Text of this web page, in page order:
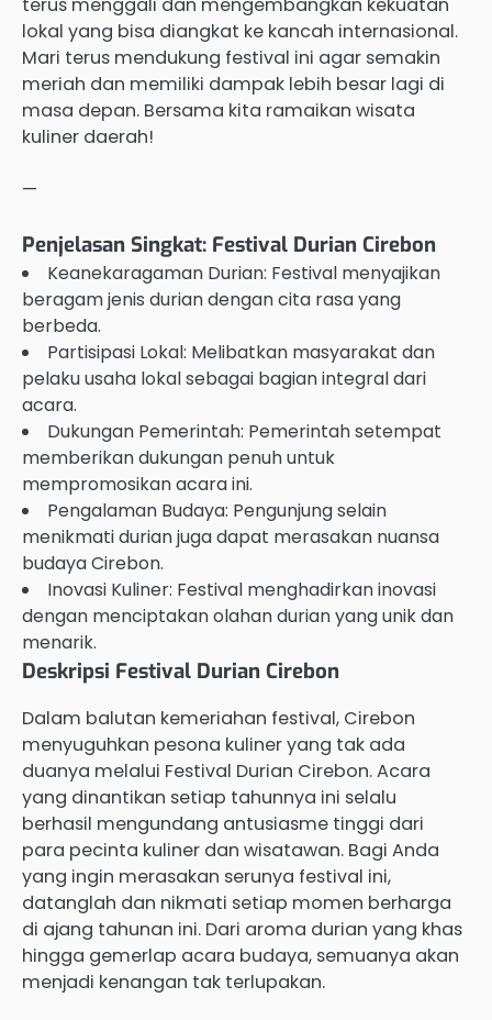
terus menggali dan mengembangkan kekuatan
lokal yang bisa diangkat ke kancah internasional.
Mari terus mendukung festival ini agar semakin
meriah dan memiliki dampak lebih besar lagi di
masa depan. Bersama kita ramaikan wisata
kuliner daerah!
—
Penjelasan Singkat: Festival Durian Cirebon
Keanekaragaman Durian: Festival menyajikan
beragam jenis durian dengan cita rasa yang
berbeda.
Partisipasi Lokal: Melibatkan masyarakat dan
pelaku usaha lokal sebagai bagian integral dari
acara.
Dukungan Pemerintah: Pemerintah setempat
memberikan dukungan penuh untuk
mempromosikan acara ini.
Pengalaman Budaya: Pengunjung selain
menikmati durian juga dapat merasakan nuansa
budaya Cirebon.
Inovasi Kuliner: Festival menghadirkan inovasi
dengan menciptakan olahan durian yang unik dan
menarik.
Deskripsi Festival Durian Cirebon
Dalam balutan kemeriahan festival, Cirebon
menyuguhkan pesona kuliner yang tak ada
duanya melalui Festival Durian Cirebon. Acara
yang dinantikan setiap tahunnya ini selalu
berhasil mengundang antusiasme tinggi dari
para pecinta kuliner dan wisatawan. Bagi Anda
yang ingin merasakan serunya festival ini,
datanglah dan nikmati setiap momen berharga
di ajang tahunan ini. Dari aroma durian yang khas
hingga gemerlap acara budaya, semuanya akan
menjadi kenangan tak terlupakan.